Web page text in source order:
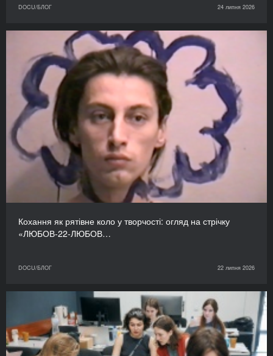
DOCU/БЛОГ 24 липня 2026
Кохання як рятівне коло у творчості: огляд на стрічку
«ЛЮБОВ-22-ЛЮБОВ…
DOCU/БЛОГ 22 липня 2026